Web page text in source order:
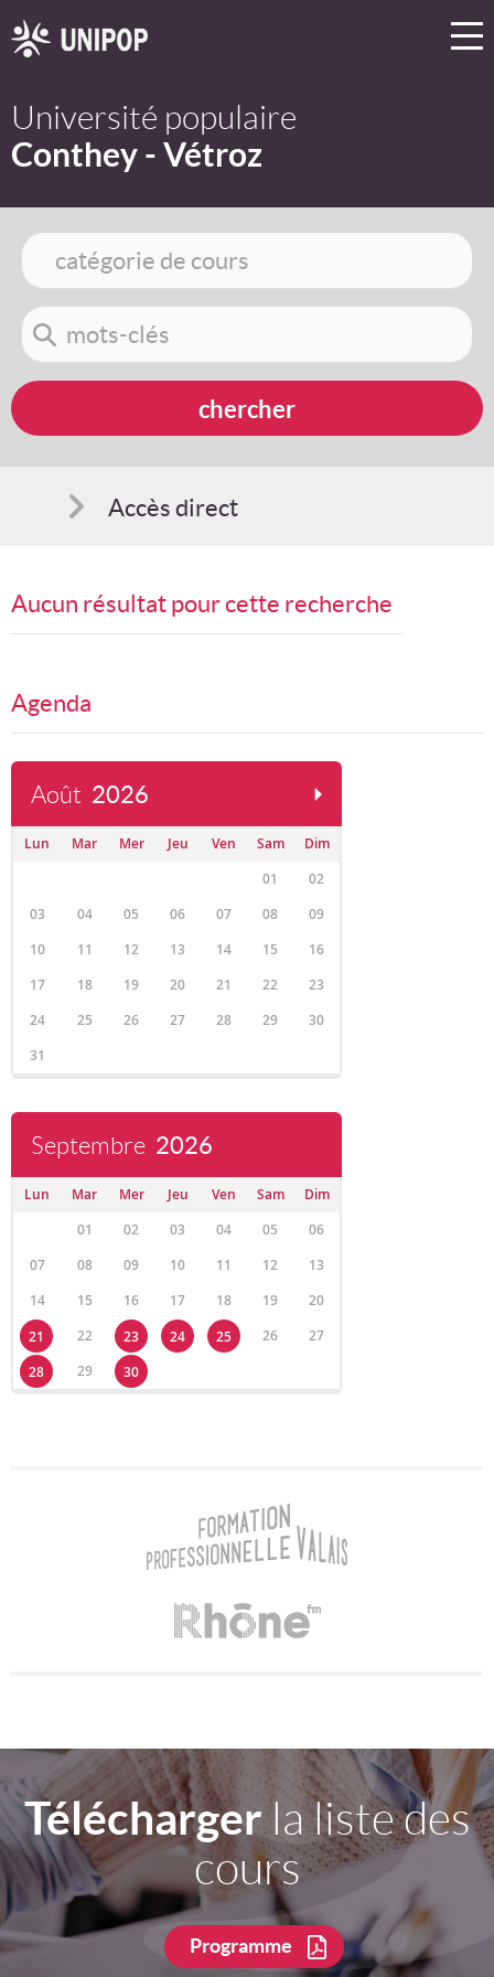
Université populaire
Conthey - Vétroz
Accès direct
Suggestions
Programme en PDF
Aucun résultat pour cette recherche
Agenda
Août 2026
Lun Mar Mer Jeu Ven Sam
Dim
01
02
03
04 05 06 07 08
09
10
11 12 13 14 15
16
17
18 19 20 21 22
23
24
25 26 27 28 29
30
31
Septembre 2026
Lun Mar Mer Jeu Ven Sam
Dim
01
02 03 04 05
06
07
08 09 10 11 12
13
14
15 16 17 18 19
20
21
22 23 24 25 26
27
28
29 30
Téléchargerla liste des
cours
Programme